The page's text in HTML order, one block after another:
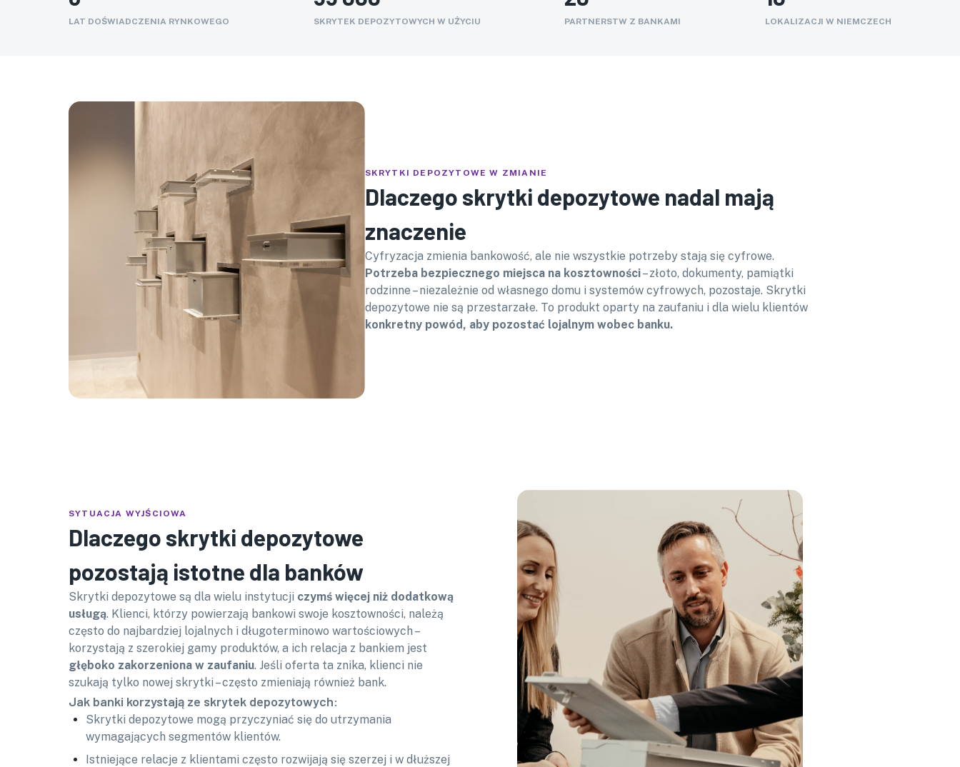
LAT DOŚWIADCZENIA RYNKOWEGO SKRYTEK DEPOZYTOWYCH W UŻYCIU PARTNERSTW Z BANKAMI LOKALIZACJI W NIEMCZECH
SKRYTKI DEPOZYTOWE W ZMIANIE
Dlaczego skrytki depozytowe nadal mają
znaczenie
Cyfryzacja zmienia bankowość, ale nie wszystkie potrzeby stają się cyfrowe.
Potrzeba bezpiecznego miejsca na kosztowności– złoto, dokumenty, pamiątki
rodzinne – niezależnie od własnego domu i systemów cyfrowych, pozostaje. Skrytki
depozytowe nie są przestarzałe. To produkt oparty na zaufaniu i dla wielu klientów
konkretny powód, aby pozostać lojalnym wobec banku.
SYTUACJA WYJŚCIOWA
Dlaczego skrytki depozytowe
pozostają istotne dla banków
Skrytki depozytowe są dla wielu instytucji czymś więcej niż dodatkową
usługą. Klienci, którzy powierzają bankowi swoje kosztowności, należą
często do najbardziej lojalnych i długoterminowo wartościowych –
korzystają z szerokiej gamy produktów, a ich relacja z bankiem jest
głęboko zakorzeniona w zaufaniu. Jeśli oferta ta znika, klienci nie
szukają tylko nowej skrytki – często zmieniają również bank.
Jak banki korzystają ze skrytek depozytowych:
Skrytki depozytowe mogą przyczyniać się do utrzymania
wymagających segmentów klientów.
Istniejące relacje z klientami często rozwijają się szerzej i w dłuższej